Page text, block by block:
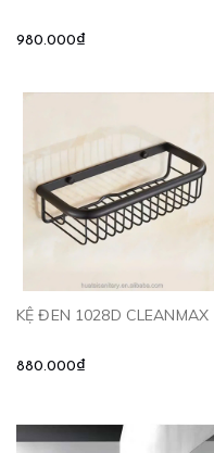
980.000₫
KỆ ĐEN 1028D CLEANMAX
880.000₫